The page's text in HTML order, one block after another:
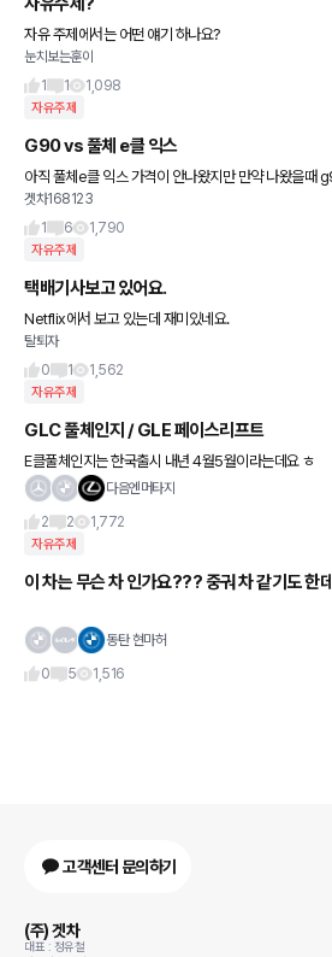
자유 주제에서는 어떤 얘기 하나요?
눈치보는훈이
1
1 1,098
자유주제
G90 vs 풀체 e클 익스
아직 풀체e클 익스 가격이 안나왔지만 만약 나왔을때 g90 옵션 거의 추가안한거랑 비슷
하다면 외관 포스비교 g90 vs 풀체e클 익스 어떨까요?
겟차168123
1
6 1,790
자유주제
택배기사보고 있어요.
Netflix에서 보고 있는데 재미있네요.
탈퇴자
0
1 1,562
자유주제
GLC 풀체인지 / GLE 페이스리프트
E클풀체인지는 한국출시 내년 4월5월이라는데요 ㅎ
다음엔머타지
2
2 1,772
자유주제
이 차는 무슨 차 인가요??? 중궈 차 같기도 한데
동탄 현마허
0
5 1,516
고객센터 문의하기
(주) 겟차
대표 : 정유철